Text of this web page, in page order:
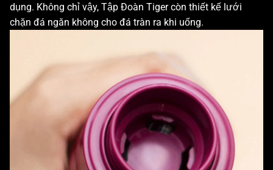
dụng. Không chỉ vậy, Tập Đoàn Tiger còn thiết kế lưới
chặn đá ngăn không cho đá tràn ra khi uống.